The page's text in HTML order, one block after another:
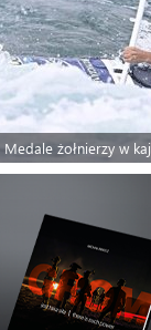
Medale żołnierzy w